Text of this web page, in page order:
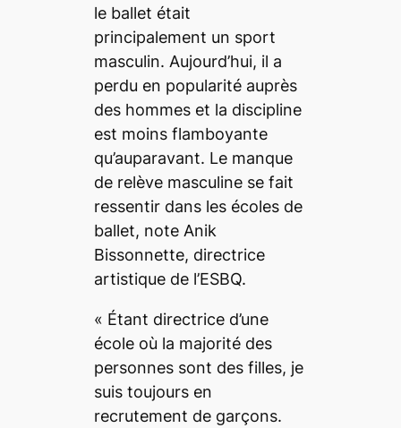
le ballet était
principalement un sport
masculin. Aujourd’hui, il a
perdu en popularité auprès
des hommes et la discipline
est moins flamboyante
qu’auparavant. Le manque
de relève masculine se fait
ressentir dans les écoles de
ballet, note Anik
Bissonnette, directrice
artistique de l’ESBQ.
« Étant directrice d’une
école où la majorité des
personnes sont des filles, je
suis toujours en
recrutement de garçons.